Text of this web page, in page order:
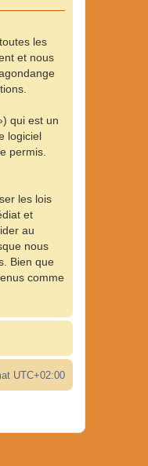
les
et nous
qui est un
logiciel
permis.
les lois
et
au
nous
Bien que
comme
UTC+02:00